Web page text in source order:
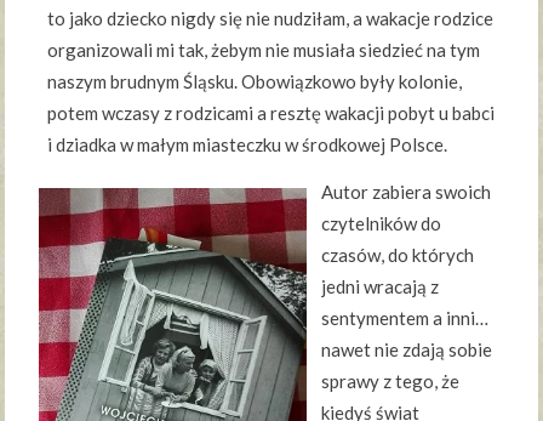
to jako dziecko nigdy się nie nudziłam, a wakacje rodzice
organizowali mi tak, żebym nie musiała siedzieć na tym
naszym brudnym Śląsku. Obowiązkowo były kolonie,
potem wczasy z rodzicami a resztę wakacji pobyt u babci
i dziadka w małym miasteczku w środkowej Polsce.
Autor zabiera swoich
czytelników do
czasów, do których
jedni wracają z
sentymentem a inni…
nawet nie zdają sobie
sprawy z tego, że
kiedyś świat